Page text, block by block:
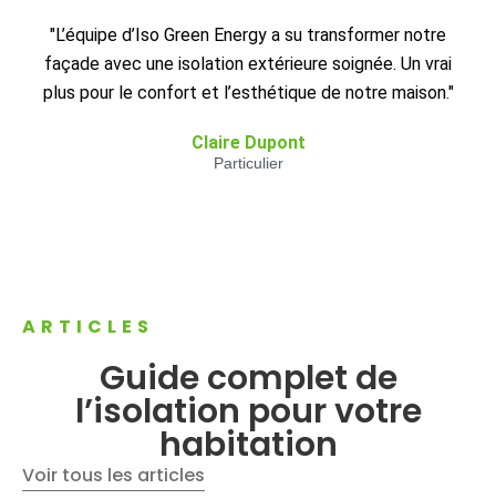
"L’équipe d’Iso Green Energy a su transformer notre
façade avec une isolation extérieure soignée. Un vrai
plus pour le confort et l’esthétique de notre maison."
Claire Dupont
Particulier
ARTICLES
Guide complet de
l’isolation pour votre
habitation
Voir tous les articles